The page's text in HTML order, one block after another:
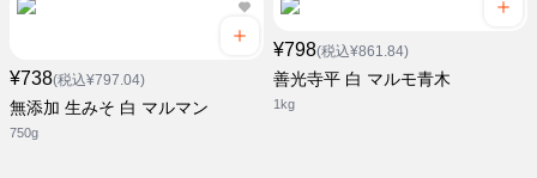
¥738(税込¥797.04)
無添加 生みそ 白 マルマン
750g
¥798(税込¥861.84)
善光寺平 白 マルモ青木
1kg